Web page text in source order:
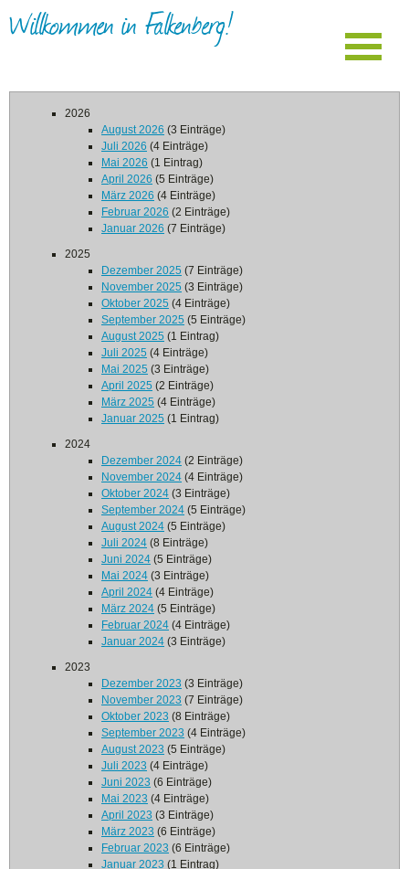
Willkommen in Falkenberg!
2026
August 2026 (3 Einträge)
Juli 2026 (4 Einträge)
Mai 2026 (1 Eintrag)
April 2026 (5 Einträge)
März 2026 (4 Einträge)
Februar 2026 (2 Einträge)
Januar 2026 (7 Einträge)
2025
Dezember 2025 (7 Einträge)
November 2025 (3 Einträge)
Oktober 2025 (4 Einträge)
September 2025 (5 Einträge)
August 2025 (1 Eintrag)
Juli 2025 (4 Einträge)
Mai 2025 (3 Einträge)
April 2025 (2 Einträge)
März 2025 (4 Einträge)
Januar 2025 (1 Eintrag)
2024
Dezember 2024 (2 Einträge)
November 2024 (4 Einträge)
Oktober 2024 (3 Einträge)
September 2024 (5 Einträge)
August 2024 (5 Einträge)
Juli 2024 (8 Einträge)
Juni 2024 (5 Einträge)
Mai 2024 (3 Einträge)
April 2024 (4 Einträge)
März 2024 (5 Einträge)
Februar 2024 (4 Einträge)
Januar 2024 (3 Einträge)
2023
Dezember 2023 (3 Einträge)
November 2023 (7 Einträge)
Oktober 2023 (8 Einträge)
September 2023 (4 Einträge)
August 2023 (5 Einträge)
Juli 2023 (4 Einträge)
Juni 2023 (6 Einträge)
Mai 2023 (4 Einträge)
April 2023 (3 Einträge)
März 2023 (6 Einträge)
Februar 2023 (6 Einträge)
Januar 2023 (1 Eintrag)